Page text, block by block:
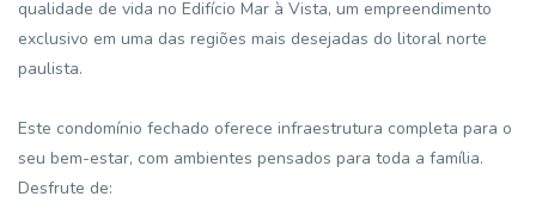
qualidade de vida no Edifício Mar à Vista, um empreendimento
exclusivo em uma das regiões mais desejadas do litoral norte
paulista.
Este condomínio fechado oferece infraestrutura completa para o
seu bem-estar, com ambientes pensados para toda a família.
Desfrute de: